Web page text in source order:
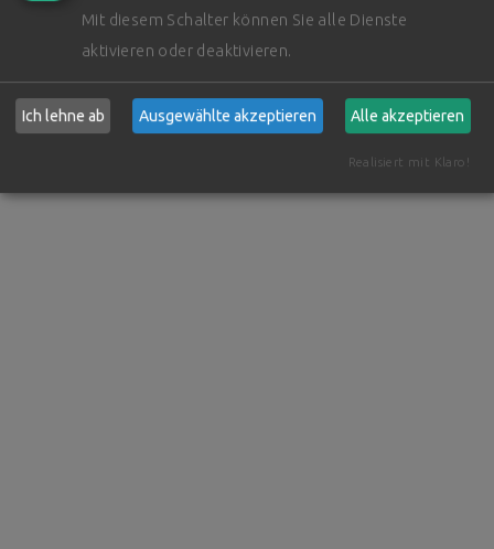
Mit diesem Schalter können Sie alle Dienste
aktivieren oder deaktivieren.
Ich lehne ab Ausgewählte akzeptieren Alle akzeptieren
Realisiert mit Klaro!